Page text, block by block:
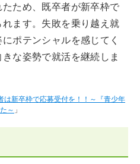
ため、既卒者が新卒枠で
ます。失敗を乗り越え就
ポテンシャルを感じてく
な姿勢で就活を継続しま
は新卒枠で応募受付を！！～『青少年
～ 」